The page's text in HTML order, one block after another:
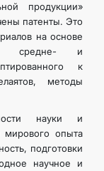
продукции»
патенты. Это
на основе
средне- и
к
методы
науки и
мирового опыта
подготовки
научное и